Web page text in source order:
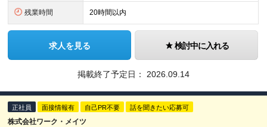
残業時間 20時間以内
求人を見る 検討中に入れる
掲載終了予定日： 2026.09.14
正社員 面接情報有 自己PR不要 話を聞きたい応募可
株式会社ワーク・メイツ